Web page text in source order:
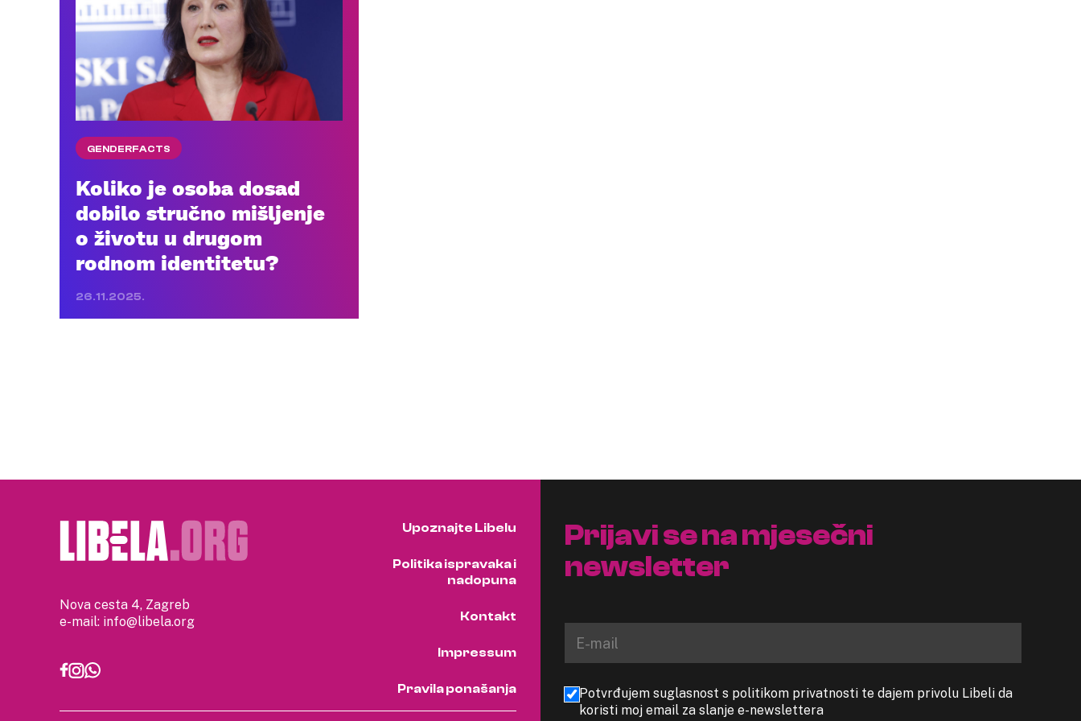
GENDERFACTS
Koliko je osoba dosad
dobilo stručno mišljenje
o životu u drugom
rodnom identitetu?
26.11.2025.
Nova cesta 4, Zagreb
e-mail: info@libela.org
Upoznajte Libelu
Politika ispravaka i
nadopuna
Kontakt
Impressum
Pravila ponašanja
Prijavi se na mjesečni
newsletter
Potvrđujem suglasnost s politikom privatnosti te dajem privolu Libeli da
koristi moj email za slanje e-newslettera